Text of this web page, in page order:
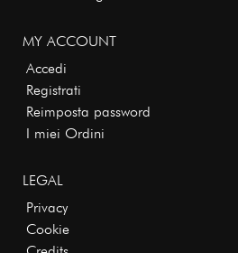
MY ACCOUNT
Accedi
Registrati
Reimposta password
I miei Ordini
LEGAL
Privacy
Cookie